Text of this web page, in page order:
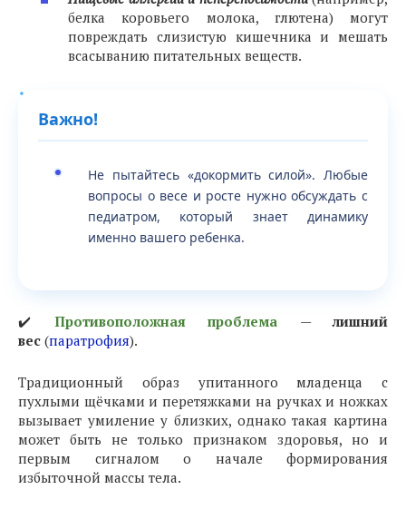
белка коровьего молока, глютена) могут
повреждать слизистую кишечника и мешать
всасыванию питательных веществ.
Важно!
Не пытайтесь «докормить силой». Любые
вопросы о весе и росте нужно обсуждать с
педиатром, который знает динамику
именно вашего ребенка.
✔️ Противоположная проблема — лишний
вес (паратрофия).
Традиционный образ упитанного младенца с
пухлыми щёчками и перетяжками на ручках и ножках
вызывает умиление у близких, однако такая картина
может быть не только признаком здоровья, но и
первым сигналом о начале формирования
избыточной массы тела.